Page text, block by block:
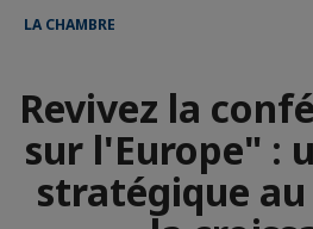
LA CHAMBRE
Revivez la
sur l'Europe" :
stratégique au